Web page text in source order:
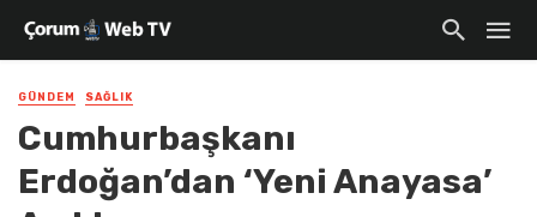
GÜNDEM SAĞLIK
Cumhurbaşkanı
Erdoğan’dan ‘Yeni Anayasa’